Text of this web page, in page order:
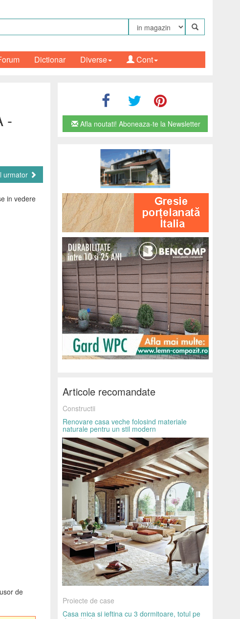
Dictionar Cont
Diverse
-
urmator
in vedere
de
Afla noutati! Aboneaza-te la Newsletter
Articole recomandate
Constructii
Renovare casa veche folosind materiale
naturale pentru un stil modern
Proiecte de case
Casa mica si ieftina cu 3 dormitoare, totul pe